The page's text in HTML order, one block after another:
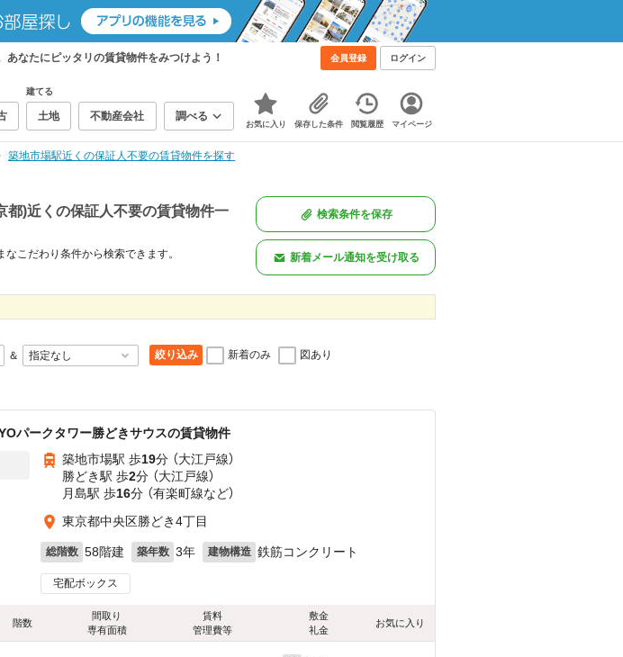
なたにピッタリの賃貸物件をみつけよう！ 会員登録 ログイン
建てる
土地 不動産会社 調べる
お気に入り 保存した条件 閲覧履歴 マイページ
築地市場駅近くの保証人不要の賃貸物件を探す
都)近くの保証人不要の賃貸物件一
こだわり条件から検索できます。
検索条件を保存
新着メール通知を受け取る
＆ 絞り込み 新着のみ 図あり
パークタワー勝どきサウスの賃貸物件
築地市場駅 歩19分 （大江戸線）
勝どき駅 歩2分 （大江戸線）
月島駅 歩16分 （有楽町線など）
東京都中央区勝どき4丁目
総階数 58階建 築年数 3年 建物構造 鉄筋コンクリート
宅配ボックス
階数
間取り
専有面積
賃料
管理費等
敷金
礼金
お気に入り